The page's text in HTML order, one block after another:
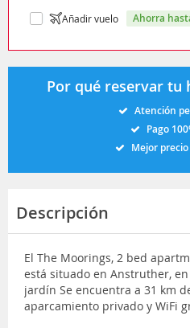
Añadir vuelo ahorra
Por qué reservar tu
Atención
Pago
Mejor
Descripción
El The Moorings, 2 bed
está situado en Anstruther,
jardín Se encuentra a 31 km
aparcamiento privado y WiFi